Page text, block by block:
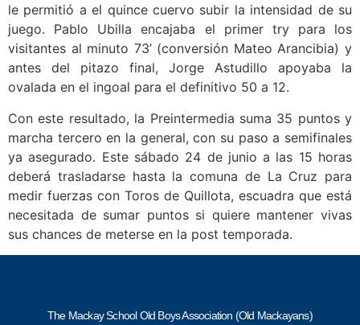
le permitió a el quince cuervo subir la intensidad de su
juego. Pablo Ubilla encajaba el primer try para los
visitantes al minuto 73’ (conversión Mateo Arancibia) y
antes del pitazo final, Jorge Astudillo apoyaba la
ovalada en el ingoal para el definitivo 50 a 12.
Con este resultado, la Preintermedia suma 35 puntos y
marcha tercero en la general, con su paso a semifinales
ya asegurado. Este sábado 24 de junio a las 15 horas
deberá trasladarse hasta la comuna de La Cruz para
medir fuerzas con Toros de Quillota, escuadra que está
necesitada de sumar puntos si quiere mantener vivas
sus chances de meterse en la post temporada.
The Mackay School Old Boys Association (Old Mackayans)